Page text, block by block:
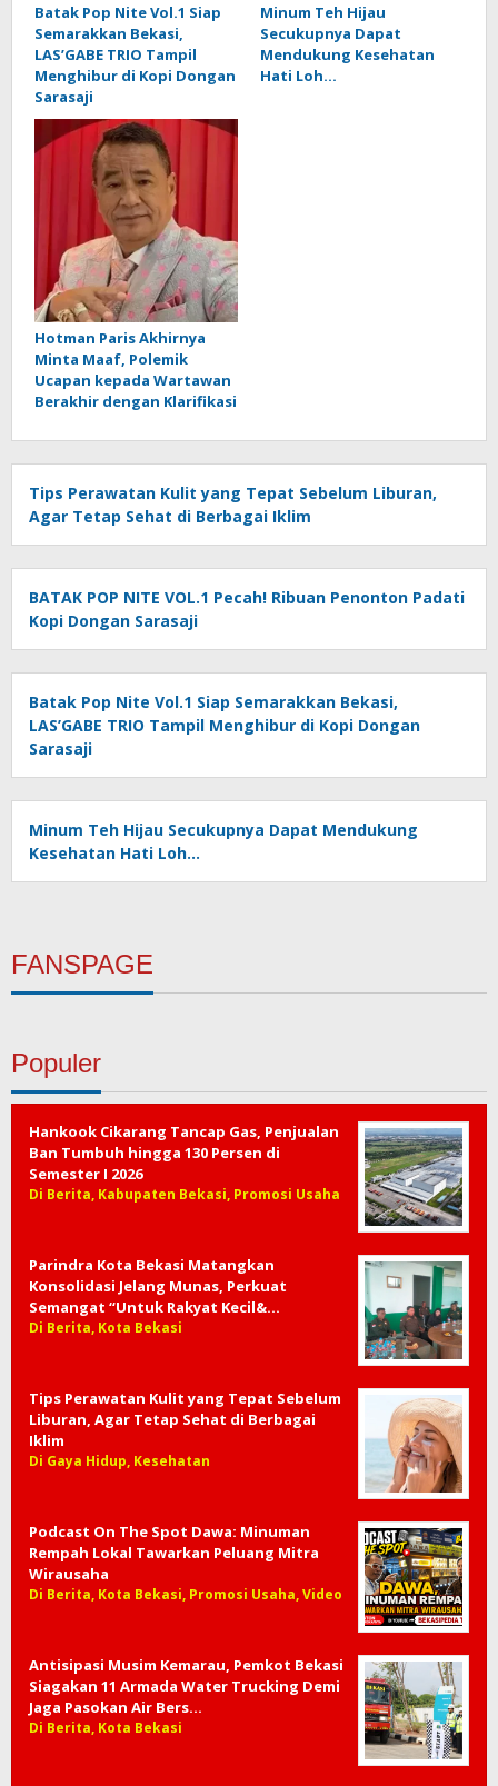
Batak Pop Nite Vol.1 Siap
Semarakkan Bekasi,
LAS’GABE TRIO Tampil
Menghibur di Kopi Dongan
Sarasaji
Minum Teh Hijau
Secukupnya Dapat
Mendukung Kesehatan
Hati Loh…
Hotman Paris Akhirnya
Minta Maaf, Polemik
Ucapan kepada Wartawan
Berakhir dengan Klarifikasi
Tips Perawatan Kulit yang Tepat Sebelum Liburan,
Agar Tetap Sehat di Berbagai Iklim
BATAK POP NITE VOL.1 Pecah! Ribuan Penonton Padati
Kopi Dongan Sarasaji
Batak Pop Nite Vol.1 Siap Semarakkan Bekasi,
LAS’GABE TRIO Tampil Menghibur di Kopi Dongan
Sarasaji
Minum Teh Hijau Secukupnya Dapat Mendukung
Kesehatan Hati Loh…
FANSPAGE
Populer
Hankook Cikarang Tancap Gas, Penjualan
Ban Tumbuh hingga 130 Persen di
Semester I 2026
Di Berita, Kabupaten Bekasi, Promosi Usaha
Parindra Kota Bekasi Matangkan
Konsolidasi Jelang Munas, Perkuat
Semangat “Untuk Rakyat Kecil&…
Di Berita, Kota Bekasi
Tips Perawatan Kulit yang Tepat Sebelum
Liburan, Agar Tetap Sehat di Berbagai
Iklim
Di Gaya Hidup, Kesehatan
Podcast On The Spot Dawa: Minuman
Rempah Lokal Tawarkan Peluang Mitra
Wirausaha
Di Berita, Kota Bekasi, Promosi Usaha, Video
Antisipasi Musim Kemarau, Pemkot Bekasi
Siagakan 11 Armada Water Trucking Demi
Jaga Pasokan Air Bers…
Di Berita, Kota Bekasi